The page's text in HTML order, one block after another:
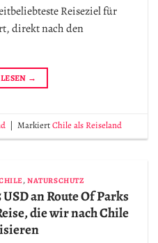
Reiseziel für
direkt nach den
→
| MarkiertChile als Reiseland
,NATURSCHUTZ
an Route Of Parks
die wir nach Chile